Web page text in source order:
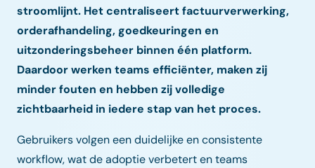
stroomlijnt. Het centraliseert factuurverwerking,
orderafhandeling, goedkeuringen en
uitzonderingsbeheer binnen één platform.
Daardoor werken teams efficiënter, maken zij
minder fouten en hebben zij volledige
zichtbaarheid in iedere stap van het proces.
Gebruikers volgen een duidelijke en consistente
workflow, wat de adoptie verbetert en teams